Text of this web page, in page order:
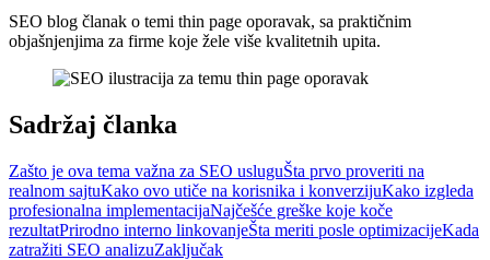
SEO blog članak o temi thin page oporavak, sa praktičnim
objašnjenjima za firme koje žele više kvalitetnih upita.
Sadržaj članka
Zašto je ova tema važna za SEO usluguŠta prvo proveriti na
realnom sajtuKako ovo utiče na korisnika i konverzijuKako izgleda
profesionalna implementacijaNajčešće greške koje koče
rezultatPrirodno interno linkovanjeŠta meriti posle optimizacijeKada
zatražiti SEO analizuZaključak